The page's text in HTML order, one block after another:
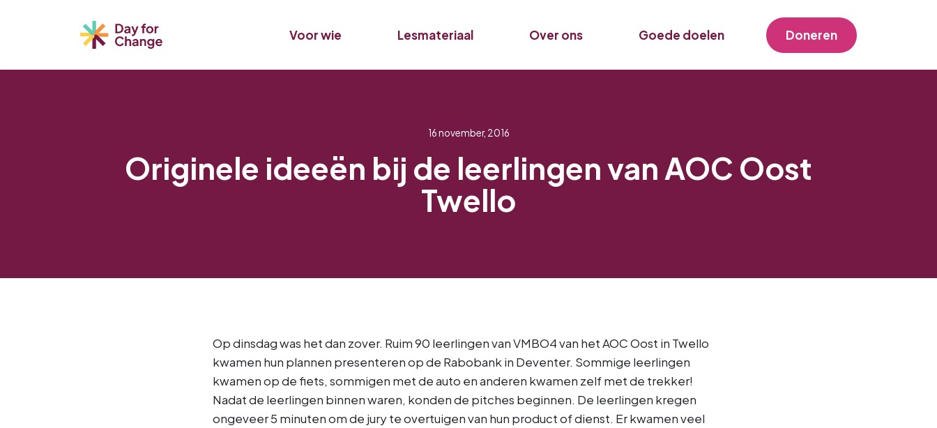
Voor wie Lesmateriaal Over ons Goede doelen Doneren
16 november, 2016
Originele ideeën bij de leerlingen van AOC Oost
Twello
Op dinsdag was het dan zover. Ruim 90 leerlingen van VMBO4 van het AOC Oost in Twello
kwamen hun plannen presenteren op de Rabobank in Deventer. Sommige leerlingen
kwamen op de fiets, sommigen met de auto en anderen kwamen zelf met de trekker!
Nadat de leerlingen binnen waren, konden de pitches beginnen. De leerlingen kregen
ongeveer 5 minuten om de jury te overtuigen van hun product of dienst. Er kwamen veel